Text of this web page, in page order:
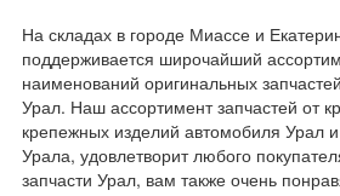
На складах в городе Миассе и
поддерживается широчайший
наименований оригинальных
Урал. Наш ассортимент запчастей от
крепежных изделий автомобиля Урал
Урала, удовлетворит любого
запчасти Урал, вам также очень